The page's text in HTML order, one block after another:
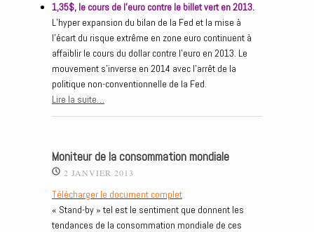
1,35$, le cours de l’euro contre le billet vert en 2013.
L’hyper expansion du bilan de la Fed et la mise à
l’écart du risque extrême en zone euro continuent à
affaiblir le cours du dollar contre l’euro en 2013. Le
mouvement s’inverse en 2014 avec l’arrêt de la
politique non-conventionnelle de la Fed.
Lire la suite…
Moniteur de la consommation mondiale
2 JANVIER 2013
Télécharger le document complet
« Stand-by » tel est le sentiment que donnent les
tendances de la consommation mondiale de ces